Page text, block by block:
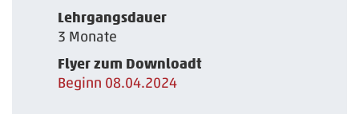
Lehrgangsdauer
3 Monate
Flyer zum Downloadt
Beginn 08.04.2024